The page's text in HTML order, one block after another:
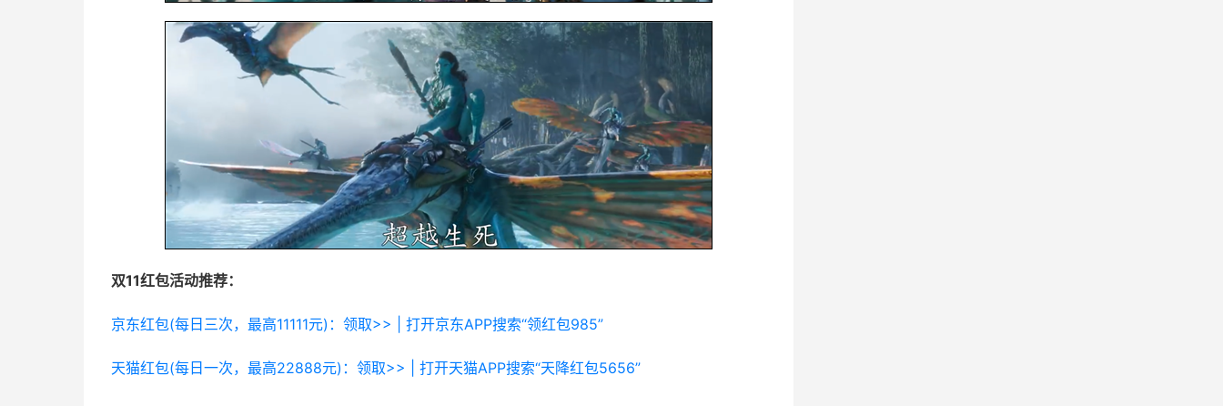
双11红包活动推荐：
京东红包(每日三次，最高11111元)：领取>> | 打开京东APP搜索“领红包985”
天猫红包(每日一次，最高22888元)：领取>> | 打开天猫APP搜索“天降红包5656”